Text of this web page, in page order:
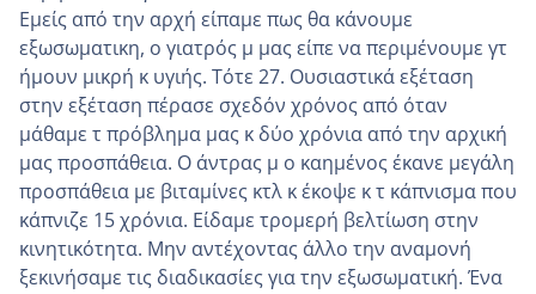
Εμείς από την αρχή είπαμε πως θα κάνουμε
εξωσωματικη, ο γιατρός μ μας είπε να περιμένουμε γτ
ήμουν μικρή κ υγιής. Τότε 27. Ουσιαστικά εξέταση
στην εξέταση πέρασε σχεδόν χρόνος από όταν
μάθαμε τ πρόβλημα μας κ δύο χρόνια από την αρχική
μας προσπάθεια. Ο άντρας μ ο καημένος έκανε μεγάλη
προσπάθεια με βιταμίνες κτλ κ έκοψε κ τ κάπνισμα που
κάπνιζε 15 χρόνια. Είδαμε τρομερή βελτίωση στην
κινητικότητα. Μην αντέχοντας άλλο την αναμονή
ξεκινήσαμε τις διαδικασίες για την εξωσωματική. Ένα